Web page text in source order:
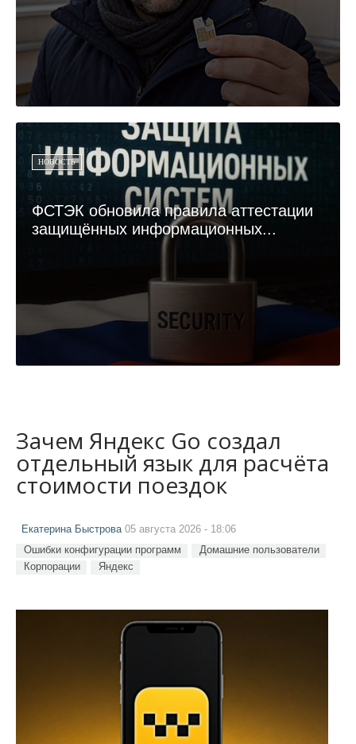
НОВОСТЬ
ФСТЭК обновила правила аттестации
защищённых информационных...
Зачем Яндекс Go создал
отдельный язык для расчёта
стоимости поездок
Екатерина Быстрова05 августа 2026 - 18:06
Ошибки конфигурации программ
Домашние пользователи
Корпорации
Яндекс